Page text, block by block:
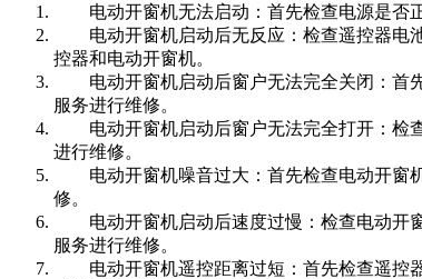
电动开窗机无法启动：首先检查电源是否
电动开窗机启动后无反应：检查遥控器电
控器和电动开窗机。
电动开窗机启动后窗户无法完全关闭：首
服务进行维修。
电动开窗机启动后窗户无法完全打开：检
进行维修。
电动开窗机噪音过大：首先检查电动开窗
修。
电动开窗机启动后速度过慢：检查电动开
服务进行维修。
电动开窗机遥控距离过短：首先检查遥控